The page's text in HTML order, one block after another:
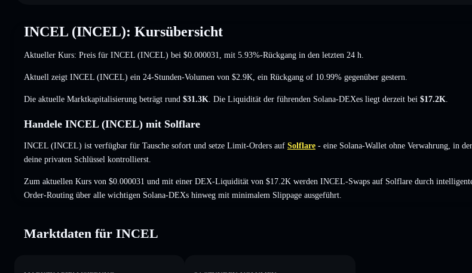
INCEL (INCEL): Kursübersicht
Aktueller Kurs: Preis für INCEL (INCEL) bei $0.000031 , mit 5.93%-Rückgang in den letzten 24 h.
Aktuell zeigt INCEL (INCEL) ein 24-Stunden-Volumen von $2.9K ein Rückgang of 10.99% gegenüber gestern.
Die aktuelle Marktkapitalisierung beträgt rund $31.3K . Die Liquidität der führenden Solana-DEXes liegt derzeit bei $17.2K
Handele INCEL (INCEL) mit Solflare
INCEL (INCEL) ist verfügbar für Tausche sofort und setze Limit-Orders auf Solflare - eine Solana-Wallet ohne Verwahrung, in
deine privaten Schlüssel kontrollierst.
Zum aktuellen Kurs von $0.000031 und mit einer DEX-Liquidität von $17.2K werden INCEL-Swaps auf Solflare durch
Order-Routing über alle wichtigen Solana-DEXs hinweg mit minimalem Slippage ausgeführt.
Marktdaten für INCEL